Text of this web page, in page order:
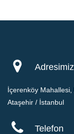
Adresimiz
İçerenköy Mahallesi,
Ataşehir / İstanbul
Telefon